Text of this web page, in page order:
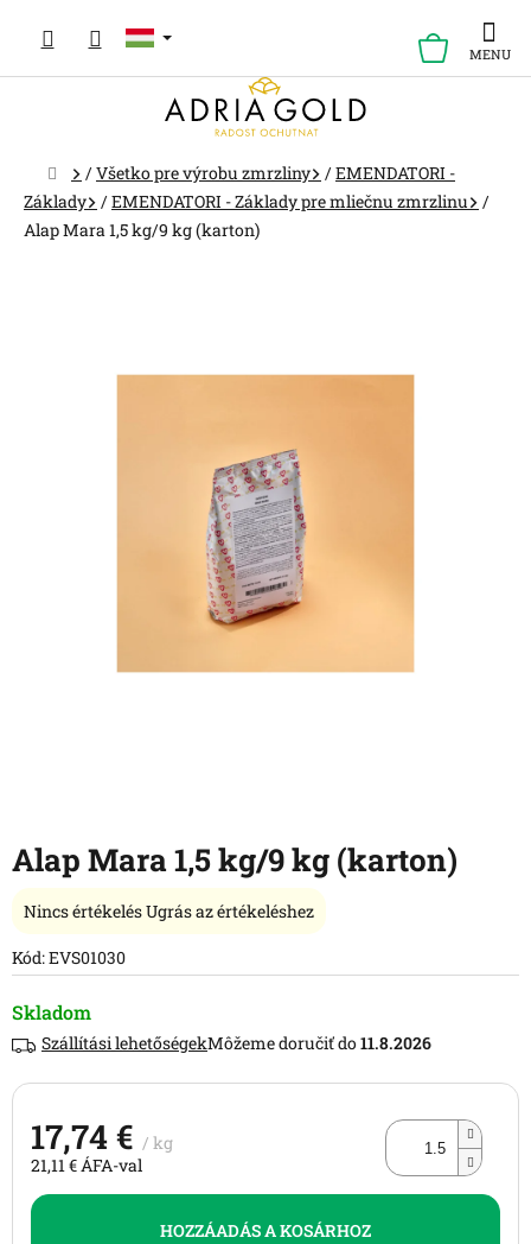
tartalomhoz
KOSÁR
Kezdőlap
/Všetko pre výrobu zmrzliny /EMENDATORI -
Základy
/EMENDATORI - Základy pre mliečnu zmrzlinu
/
Alap Mara 1,5 kg/9 kg (karton)
Alap Mara 1,5 kg/9 kg (karton)
Kód:EVS01030
Skladom
11.8.2026
Szállítási lehetőségek
17,74 € / kg
21,11 € ÁFA-val
Egységár:
HOZZÁADÁS A KOSÁRHOZ
A
átlagos
értékelése
5-
ből
0,0
Nincs értékelésUgrás az értékeléshez